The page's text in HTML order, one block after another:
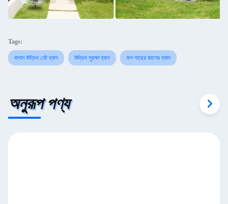
Tags:
বাগান উদ্ভিদ নেট ব্যাগ উদ্ভিদ সুরক্ষা ব্যাগ ফল গাছের জালের ব্যাগ
অনুরূপ পণ্য